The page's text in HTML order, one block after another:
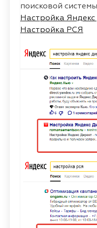
поисковой
Настройка
Настройка РСЯ